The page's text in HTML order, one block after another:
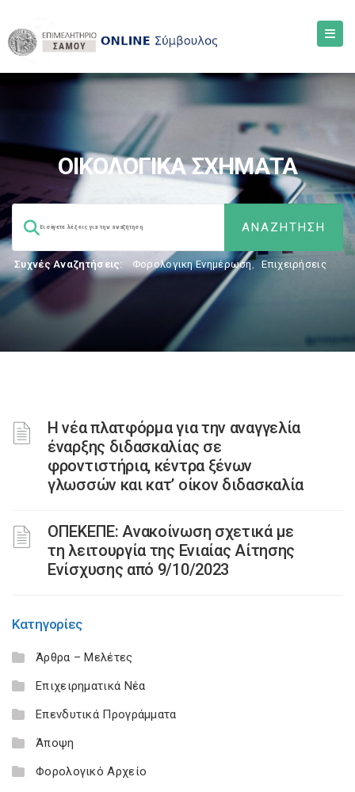
ΟΙΚΟΛΟΓΙΚΑ ΣΧΗΜΑΤΑ
Συχνές Αναζητήσεις: Φορολογικη Ενημέρωση, Επιχειρήσεις
Η νέα πλατφόρμα για την αναγγελία
έναρξης διδασκαλίας σε
φροντιστήρια, κέντρα ξένων
γλωσσών και κατ’ οίκον διδασκαλία
ΟΠΕΚΕΠΕ: Ανακοίνωση σχετικά με
τη λειτουργία της Ενιαίας Αίτησης
Ενίσχυσης από 9/10/2023
Κατηγορίες
Άρθρα – Μελέτες
Επιχειρηματικά Νέα
Επενδυτικά Προγράμματα
Άποψη
Φορολογικό Αρχείο